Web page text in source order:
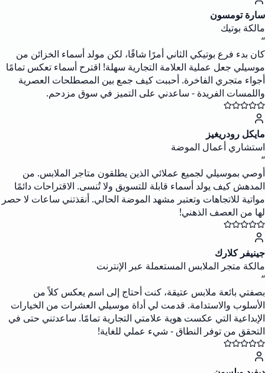
سارة تومسون
مالكة بوتيك
“
كان بدء فرع بوتيكي الثاني أمرًا شاقًا، لكن مولد أسماء الخزائن من
موسيلي جعل عملية العلامة التجارية سهلة! اقترح أسماء تعكس تمامًا
أجواء متجري الفاخرة. أحببت كيف جمع بين المصطلحات العصرية
واللمسات الفريدة - ساعدني على التميز في سوق مزدحم.
مايكل رودريغيز
استشاري أعمال الموضة
“
أوصي بموسيلي لجميع عملائي الذين يطلقون متاجر الملابس. من
المدهش كيف يولد أسماء قابلة للتسويق ولا تُنسى. الاقتراحات دائمًا
مواتية للاتجاهات وتعتبر مشهد الموضة الحالي. أنقذتني ساعات لا حصر
لها من العصف الذهني!
جينيفر كلارك
مالكة متجر الملابس المستعملة عبر الإنترنت
“
بصفتي بائعة ملابس عتيقة، كنت أحتاج إلى اسم يعكس كلاً من
الأسلوب والاستدامة. قدمت لي أداة موسيلي العشرات من الخيارات
الإبداعية التي عكست هوية علامتي التجارية تمامًا. ساعدتني حتى في
التحقق من توفر النطاق - شيء عملي للغاية!